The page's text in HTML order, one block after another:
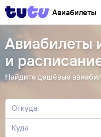
Авиабилеты
Авиабилеты
и
Найдите дешёвые